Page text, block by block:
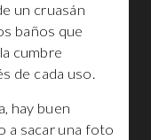
un cruasán
baños que
cumbre
de cada uso.
hay buen
a sacar una foto